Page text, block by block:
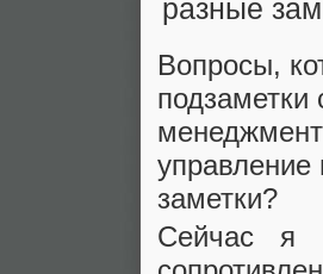
Вопросы,
подзаметки
заметки?
Сейчас я